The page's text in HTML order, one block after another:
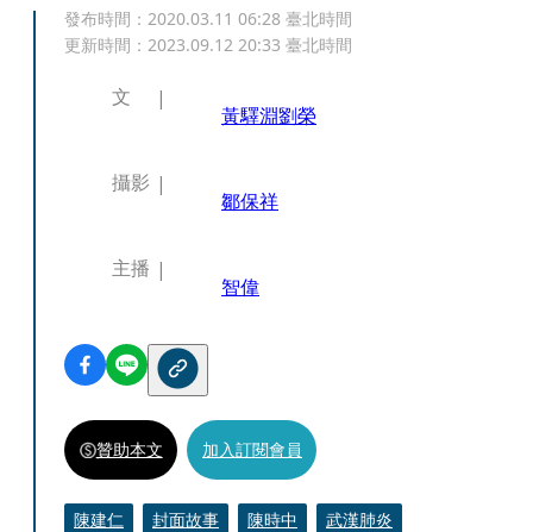
發布時間： 2020.03.11 06:28 臺北時間
更新時間： 2023.09.12 20:33 臺北時間
文
黃驛淵劉榮
攝影
鄒保祥
主播
智偉
贊助本文 加入訂閱會員
陳建仁 封面故事 陳時中 武漢肺炎